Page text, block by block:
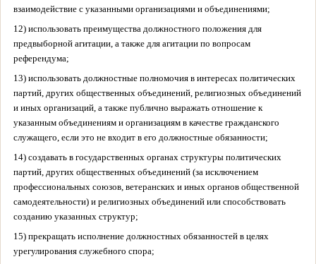
взаимодействие с указанными организациями и объединениями;
12) использовать преимущества должностного положения для
предвыборной агитации, а также для агитации по вопросам
референдума;
13) использовать должностные полномочия в интересах политических
партий, других общественных объединений, религиозных объединений
и иных организаций, а также публично выражать отношение к
указанным объединениям и организациям в качестве гражданского
служащего, если это не входит в его должностные обязанности;
14) создавать в государственных органах структуры политических
партий, других общественных объединений (за исключением
профессиональных союзов, ветеранских и иных органов общественной
самодеятельности) и религиозных объединений или способствовать
созданию указанных структур;
15) прекращать исполнение должностных обязанностей в целях
урегулирования служебного спора;